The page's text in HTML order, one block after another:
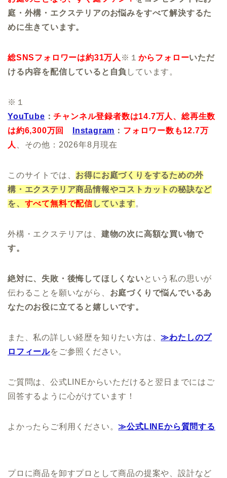
庭・外構・エクステリアのお悩みをすべて解決するた
めに生きています。
総SNSフォロワーは約31万人 ※１ からフォローいただ
ける内容を配信していると自負 しています。
※１
YouTube ：チャンネル登録者数は14.7万人、総再生数
は約6,300万回
Instagram ： フォロワー数も12.7万
人
、その他：2026年8月現在
このサイトでは、 お得にお庭づくりをするための外
構・エクステリア商品情報やコストカットの秘訣など
を、 すべて無料で配信 しています。
外構・エクステリアは、 建物の次に高額な買い物で
す。
絶対に、失敗・後悔してほしくないという私の思いが
伝わることを願いながら、 お庭づくりで悩んでいるあ
なたのお役に立てると嬉しいです。
また、私の詳しい経歴を知りたい方は、≫わたしのプ
ロフィールをご参照ください。
ご質問は、公式LINEからいただけると翌日までにはご
回答するように心がけています！
よかったらご利用ください。≫公式LINEから質問する
プロに商品を卸すプロとして商品の提案や、設計など